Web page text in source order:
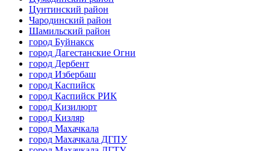
Цунтинский район
Чародинский район
Шамильский район
город Буйнакск
город Дагестанские Огни
город Дербент
город Избербаш
город Каспийск
город Каспийск РИК
город Кизилюрт
город Кизляр
город Махачкала
город Махачкала ДГПУ